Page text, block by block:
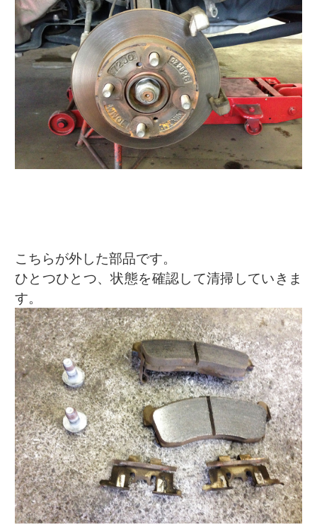
こちらが外した部品です。
ひとつひとつ、状態を確認して清掃していきま
す。